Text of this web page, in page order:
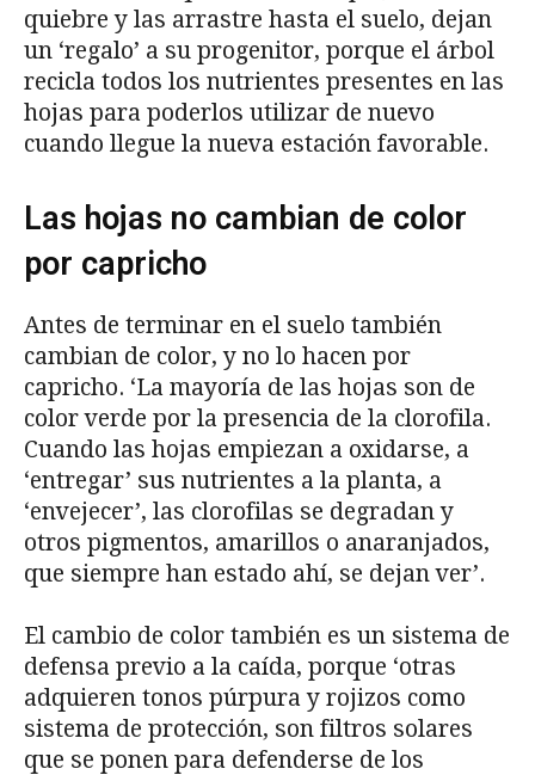
quiebre y las arrastre hasta el suelo, dejan
un ‘regalo’ a su progenitor, porque el árbol
recicla todos los nutrientes presentes en las
hojas para poderlos utilizar de nuevo
cuando llegue la nueva estación favorable.
Las hojas no cambian de color
por capricho
Antes de terminar en el suelo también
cambian de color, y no lo hacen por
capricho. ‘La mayoría de las hojas son de
color verde por la presencia de la clorofila.
Cuando las hojas empiezan a oxidarse, a
‘entregar’ sus nutrientes a la planta, a
‘envejecer’, las clorofilas se degradan y
otros pigmentos, amarillos o anaranjados,
que siempre han estado ahí, se dejan ver’.
El cambio de color también es un sistema de
defensa previo a la caída, porque ‘otras
adquieren tonos púrpura y rojizos como
sistema de protección, son filtros solares
que se ponen para defenderse de los